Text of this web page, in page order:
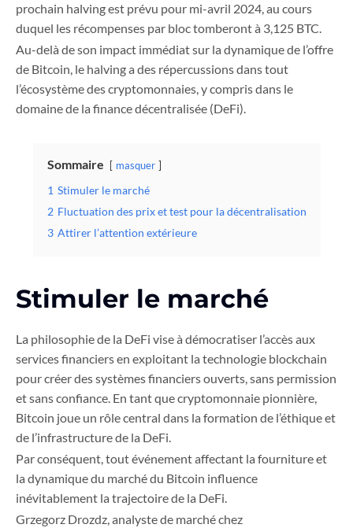
prochain halving est prévu pour mi-avril 2024, au cours
duquel les récompenses par bloc tomberont à 3,125 BTC.
Au-delà de son impact immédiat sur la dynamique de l’offre
de Bitcoin, le halving a des répercussions dans tout
l’écosystème des cryptomonnaies, y compris dans le
domaine de la finance décentralisée (DeFi).
Sommaire masquer
1 Stimuler le marché
2 Fluctuation des prix et test pour la décentralisation
3 Attirer l’attention extérieure
Stimuler le marché
La philosophie de la DeFi vise à démocratiser l’accès aux
services financiers en exploitant la technologie blockchain
pour créer des systèmes financiers ouverts, sans permission
et sans confiance. En tant que cryptomonnaie pionnière,
Bitcoin joue un rôle central dans la formation de l’éthique et
de l’infrastructure de la DeFi.
Par conséquent, tout événement affectant la fourniture et
la dynamique du marché du Bitcoin influence
inévitablement la trajectoire de la DeFi.
Grzegorz Drozdz, analyste de marché chez